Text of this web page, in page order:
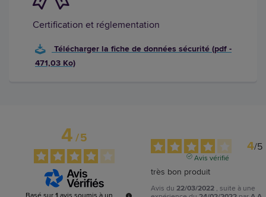
Certification et réglementation
Télécharger la fiche de données sécurité (pdf -
471,03 Ko)
4/5
Basé sur avis soumis à un
4/5
Avis vérifié
très bon produit
Avis du22/03/2022 , suite à une